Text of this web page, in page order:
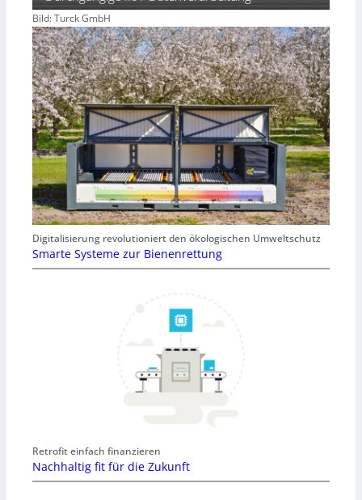
Bild: Turck GmbH
Digitalisierung revolutioniert den ökologischen Umweltschutz
Smarte Systeme zur Bienenrettung
Retrofit einfach finanzieren
Nachhaltig fit für die Zukunft